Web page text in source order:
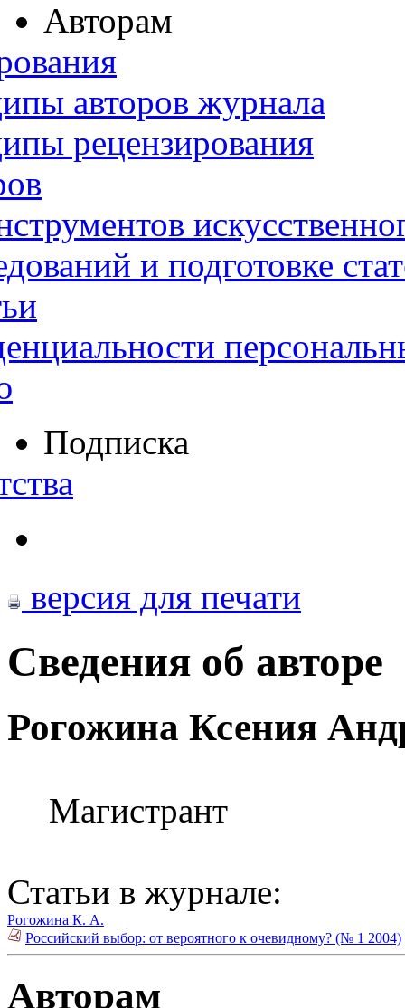
Авторам
авторов журнала
рецензирования
и подготовке
Подписка
версия для печати
Сведения об авторе
Рогожина Ксения
Магистрант
Статьи в журнале:
Рогожина К. А.
Российский выбор: от вероятного к очевидному? (№ 1 2004)
Авторам